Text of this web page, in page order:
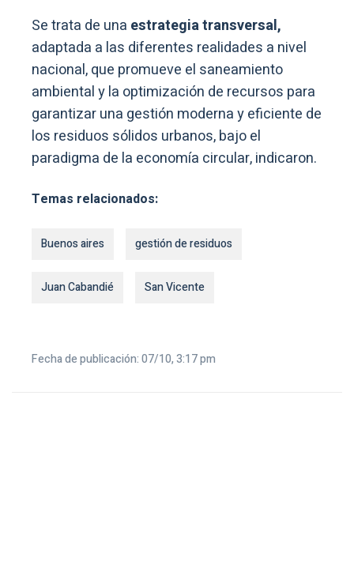
Se trata de una estrategia transversal,
adaptada a las diferentes realidades a nivel
nacional, que promueve el saneamiento
ambiental y la optimización de recursos para
garantizar una gestión moderna y eficiente de
los residuos sólidos urbanos, bajo el
paradigma de la economía circular, indicaron.
Temas relacionados:
Buenos aires gestión de residuos
Juan Cabandié San Vicente
Fecha de publicación: 07/10, 3:17 pm